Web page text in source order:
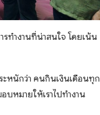
ทำงานที่น่าสนใจ โดยเน้น
ะหนักว่า คนกินเงินเดือนทุก
บหมายให้เราไปทำงาน